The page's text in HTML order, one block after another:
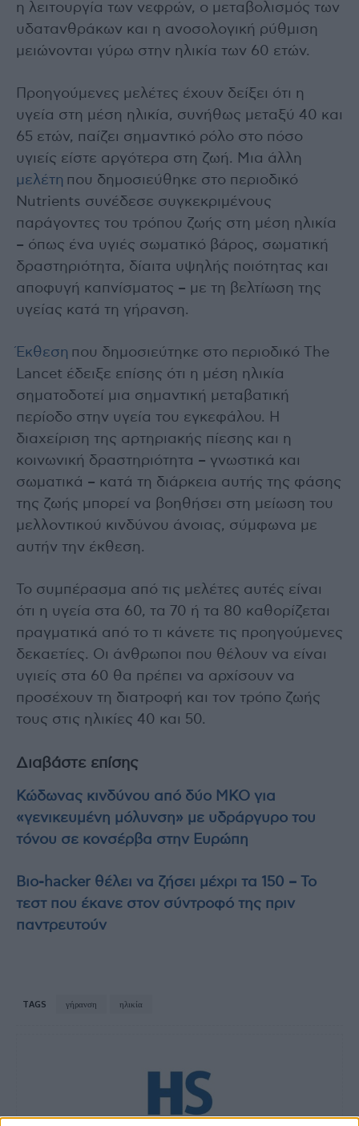
η λειτουργία των νεφρών, ο μεταβολισμός των
υδατανθράκων και η ανοσολογική ρύθμιση
μειώνονται γύρω στην ηλικία των 60 ετών.
Προηγούμενες μελέτες έχουν δείξει ότι η
υγεία στη μέση ηλικία, συνήθως μεταξύ 40 και
65 ετών, παίζει σημαντικό ρόλο στο πόσο
υγιείς είστε αργότερα στη ζωή. Μια άλλη
μελέτη που δημοσιεύθηκε στο περιοδικό
Nutrients συνέδεσε συγκεκριμένους
παράγοντες του τρόπου ζωής στη μέση ηλικία
– όπως ένα υγιές σωματικό βάρος, σωματική
δραστηριότητα, δίαιτα υψηλής ποιότητας και
αποφυγή καπνίσματος – με τη βελτίωση της
υγείας κατά τη γήρανση.
Έκθεση που δημοσιεύτηκε στο περιοδικό The
Lancet έδειξε επίσης ότι η μέση ηλικία
σηματοδοτεί μια σημαντική μεταβατική
περίοδο στην υγεία του εγκεφάλου. Η
διαχείριση της αρτηριακής πίεσης και η
κοινωνική δραστηριότητα – γνωστικά και
σωματικά – κατά τη διάρκεια αυτής της φάσης
της ζωής μπορεί να βοηθήσει στη μείωση του
μελλοντικού κινδύνου άνοιας, σύμφωνα με
αυτήν την έκθεση.
Το συμπέρασμα από τις μελέτες αυτές είναι
ότι η υγεία στα 60, τα 70 ή τα 80 καθορίζεται
πραγματικά από το τι κάνετε τις προηγούμενες
δεκαετίες. Οι άνθρωποι που θέλουν να είναι
υγιείς στα 60 θα πρέπει να αρχίσουν να
προσέχουν τη διατροφή και τον τρόπο ζωής
τους στις ηλικίες 40 και 50.
Διαβάστε επίσης
Κώδωνας κινδύνου από δύο ΜΚΟ για
«γενικευμένη μόλυνση» με υδράργυρο του
τόνου σε κονσέρβα στην Ευρώπη
Βιο-hacker θέλει να ζήσει μέχρι τα 150 – Το
τεστ που έκανε στον σύντροφό της πριν
παντρευτούν
TAGS γήρανση ηλικία